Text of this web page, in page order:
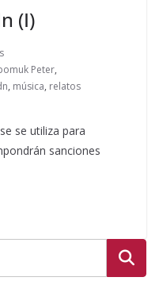
(I)
Peter,
, música, relatos
se utiliza para
sanciones